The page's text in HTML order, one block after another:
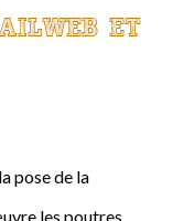
et
pose de la
les poutres